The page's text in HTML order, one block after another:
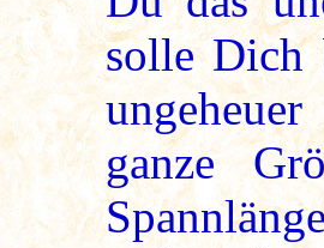
solle Dich
ganze